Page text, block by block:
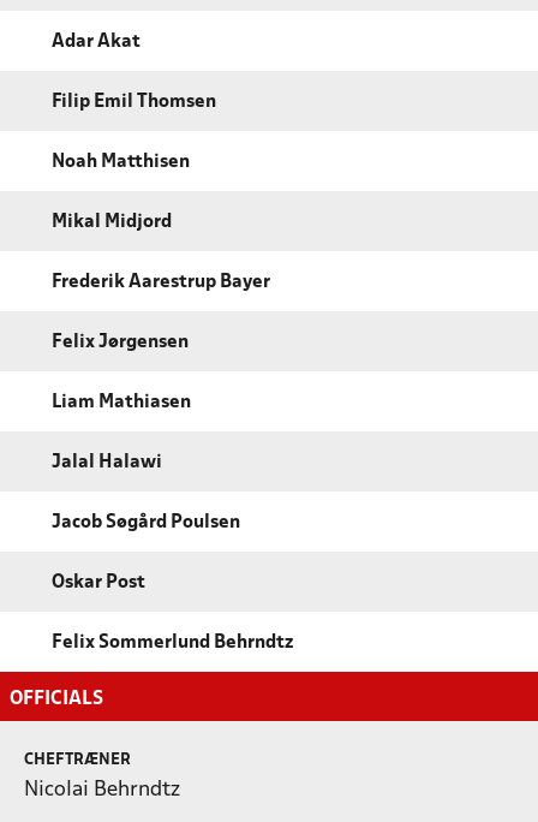
Adar Akat
Filip Emil Thomsen
Noah Matthisen
Mikal Midjord
Frederik Aarestrup Bayer
Felix Jørgensen
Liam Mathiasen
Jalal Halawi
Jacob Søgård Poulsen
Oskar Post
Felix Sommerlund Behrndtz
OFFICIALS
CHEFTRÆNER
Nicolai Behrndtz